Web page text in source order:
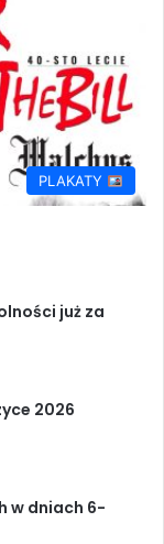
PLAKATY
już za
2026
w dniach 6-